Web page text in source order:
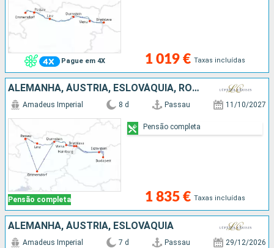
Pague em 4X 1 019 € Taxas incluídas
ALEMANHA, ÁUSTRIA, ESLOVÁQUIA, ROMÊNIA
Pensão completa
Amadeus Imperial 8 d Passau 11/10/2027
1 835 € Taxas incluídas
Pensão completa
ALEMANHA, ÁUSTRIA, ESLOVÁQUIA
Amadeus Imperial 7 d Passau 29/12/2026